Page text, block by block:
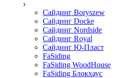
Сайдинг Boryszew
Сайдинг Docke
Сайдинг Nordside
Сайдинг Royal
Сайдинг Ю-Пласт
FaSiding
FaSiding WoodHouse
FaSiding Блокхаус